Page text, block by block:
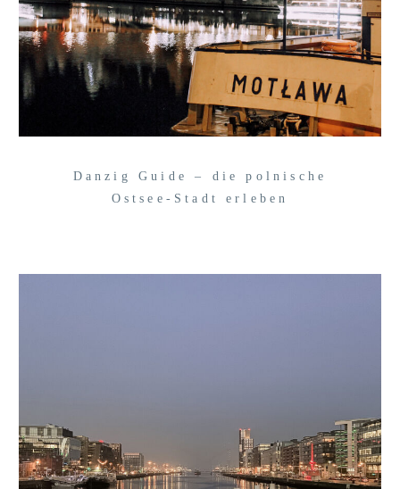
Danzig Guide – die polnische
Ostsee-Stadt erleben